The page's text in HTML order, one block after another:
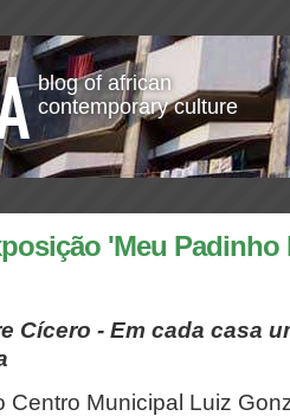
blog of african
contemporary culture
'Meu Padinho
Cícero - Em cada casa
Centro Municipal Luiz